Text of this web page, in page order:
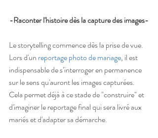
-Raconter l'histoire dès la capture des images-
Le storytelling commence dès la prise de vue.
Lors d'un reportage photo de mariage, il est
indispensable de s’interroger en permanence
sur le sens qu'auront les images capturées.
Cela permet déjà à ce stade de "construire" et
d'imaginer le reportage final qui sera livré aux
mariés et d'adapter sa démarche.